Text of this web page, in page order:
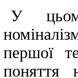
У
першої